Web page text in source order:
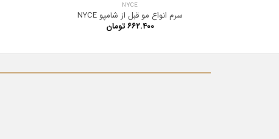
NYCE
سرم انواع مو قبل از شامپو NYCE
۶۶۲.۴۰۰ تومان